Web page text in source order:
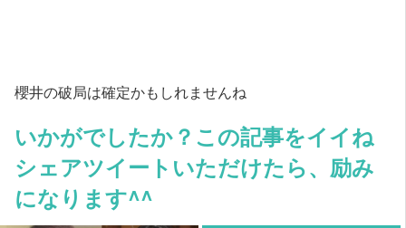
櫻井の破局は確定かもしれませんね
いかがでしたか？この記事をイイね
シェアツイートいただけたら、励み
になります^^